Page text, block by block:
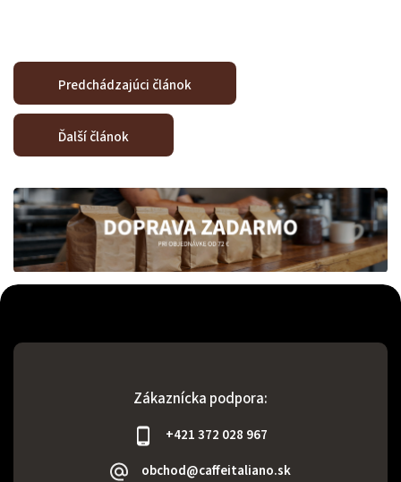
Predchádzajúci článok
Ďalší článok
Zákaznícka podpora:
+421 372 028 967
obchod@caffeitaliano.sk